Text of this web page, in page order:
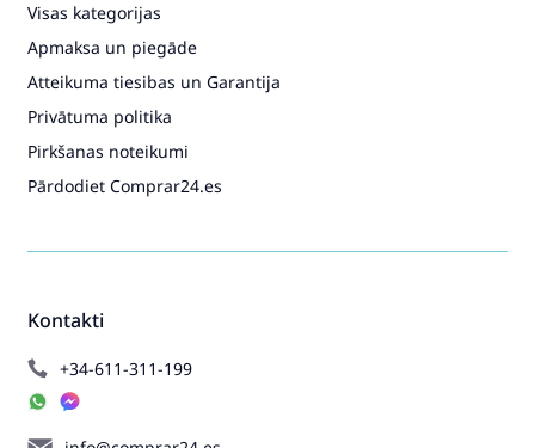
Kontakti
+34-611-311-199
Visas kategorijas
Apmaksa un piegāde
Atteikuma tiesibas un Garantija
Privātuma politika
Pirkšanas noteikumi
Pārdodiet Comprar24.es